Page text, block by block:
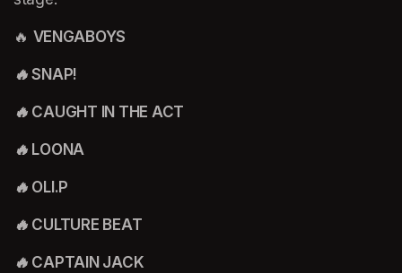
🔥 VENGABOYS
🔥 SNAP!
🔥 CAUGHT IN THE ACT
🔥 LOONA
🔥 OLI.P
🔥 CULTURE BEAT
🔥 CAPTAIN JACK